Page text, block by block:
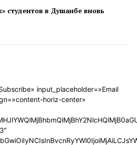
студентов в Душанбе вновь
input_placeholder=»Email
horiz-center»